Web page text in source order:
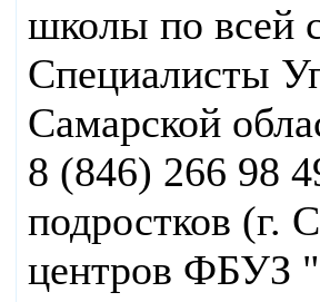
школы по всей
Специалисты
Самарской
8 (846) 266 98
подростков (г.
центров ФБУЗ